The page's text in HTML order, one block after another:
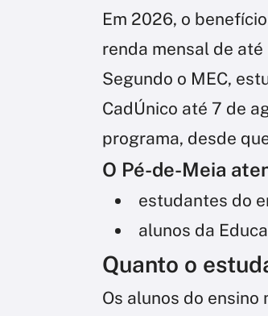
Em 2026, o
renda mensal de
Segundo o MEC,
CadÚnico até 7 de
programa, desde
O Pé-de-Meia
estudantes do
alunos da
Quanto o
Os alunos do